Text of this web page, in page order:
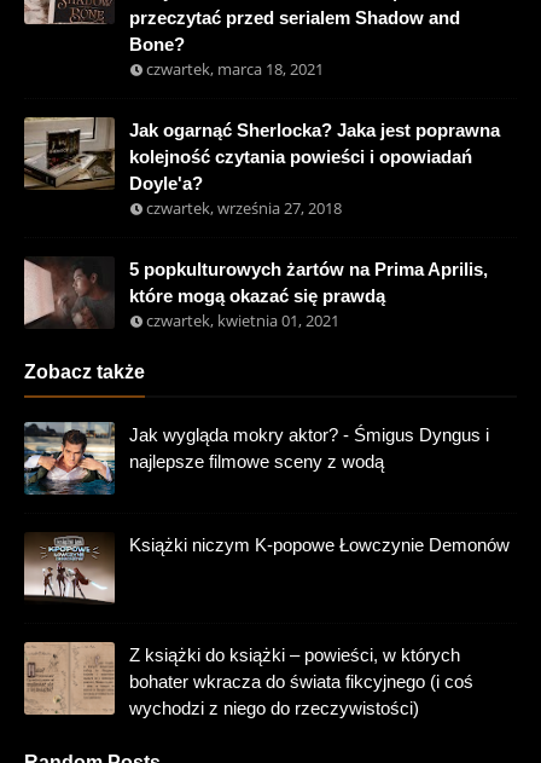
przeczytać przed serialem Shadow and
Bone?
czwartek, marca 18, 2021
Jak ogarnąć Sherlocka? Jaka jest poprawna
kolejność czytania powieści i opowiadań
Doyle'a?
czwartek, września 27, 2018
5 popkulturowych żartów na Prima Aprilis,
które mogą okazać się prawdą
czwartek, kwietnia 01, 2021
Zobacz także
Jak wygląda mokry aktor? - Śmigus Dyngus i
najlepsze filmowe sceny z wodą
Książki niczym K-popowe Łowczynie Demonów
Z książki do książki – powieści, w których
bohater wkracza do świata fikcyjnego (i coś
wychodzi z niego do rzeczywistości)